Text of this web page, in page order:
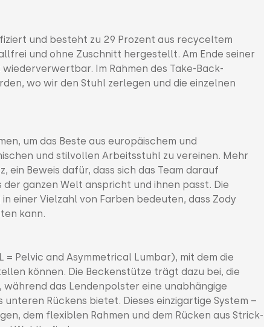
und besteht zu 29 Prozent aus recyceltem
und ohne Zuschnitt hergestellt. Am Ende seiner
Im Rahmen des Take-Back-
wo wir den Stuhl zerlegen und die einzelnen
um das Beste aus europäischem und
und stilvollen Arbeitsstuhl zu vereinen. Mehr
ein Beweis dafür, dass sich das Team darauf
ganzen Welt anspricht und ihnen passt. Die
einer Vielzahl von Farben bedeuten, dass Zody
kann.
Pelvic and Asymmetrical Lumbar), mit dem die
können. Die Beckenstütze trägt dazu bei, die
das Lendenpolster eine unabhängige
Rückens bietet. Dieses einzigartige System –
dem flexiblen Rahmen und dem Rücken aus Strick-